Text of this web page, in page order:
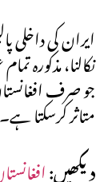
ایران کی داخلی
نکالنا، مذکورہ
جو صرف
متاثر کرسکتا ہے۔
دیکھیں: